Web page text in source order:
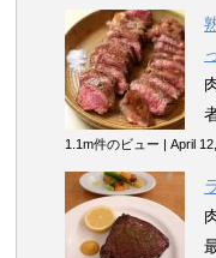
1.1m件のビュー | April